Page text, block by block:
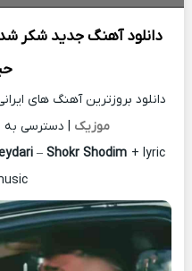
دانلود آهنگ جدید شکر
دانلود بروزترین آهنگ های
موزیک | دسترسی به
– Shokr Shodim + lyric